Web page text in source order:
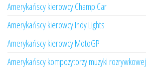
Amerykańscy kierowcy Champ Car
Amerykańscy kierowcy Indy Lights
Amerykańscy kierowcy MotoGP
Amerykańscy kompozytorzy muzyki rozrywkowej